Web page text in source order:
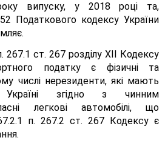
випуску, у 2018 році та,
Податкового кодексу України
267.1 ст. 267 розділу XII Кодексу
податку є фізичні та
числі нерезиденти, які мають
Україні згідно з чинним
легкові автомобілі, що
п. 267.2 ст. 267 Кодексу є